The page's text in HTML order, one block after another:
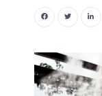
EXPOCIDA
ÁREA DE